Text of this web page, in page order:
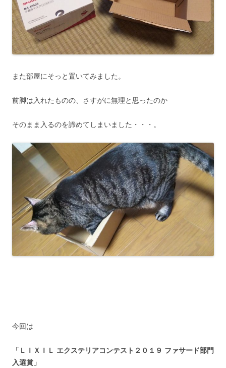
また部屋にそっと置いてみました。
前脚は入れたものの、さすがに無理と思ったのか
そのまま入るのを諦めてしまいました・・・。
今回は
「ＬＩＸＩＬ エクステリアコンテスト２０１９ ファサード部門
入選賞」